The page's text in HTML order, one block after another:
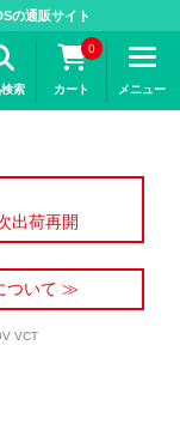
の通販サイト
索
0
カート メニュー
出荷再開
ついて ≫
VCT